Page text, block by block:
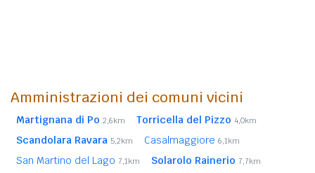
Amministrazioni dei comuni vicini
Martignana di Po 2,6km Torricella del Pizzo 4,0km
Scandolara Ravara 5,2km Casalmaggiore 6,1km
San Martino del Lago 7,1km Solarolo Rainerio 7,7km